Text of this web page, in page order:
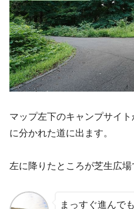
マップ左下のキャンプサイ
に分かれた道に出ます。
左に降りたところが芝生広場
まっすぐ進んで